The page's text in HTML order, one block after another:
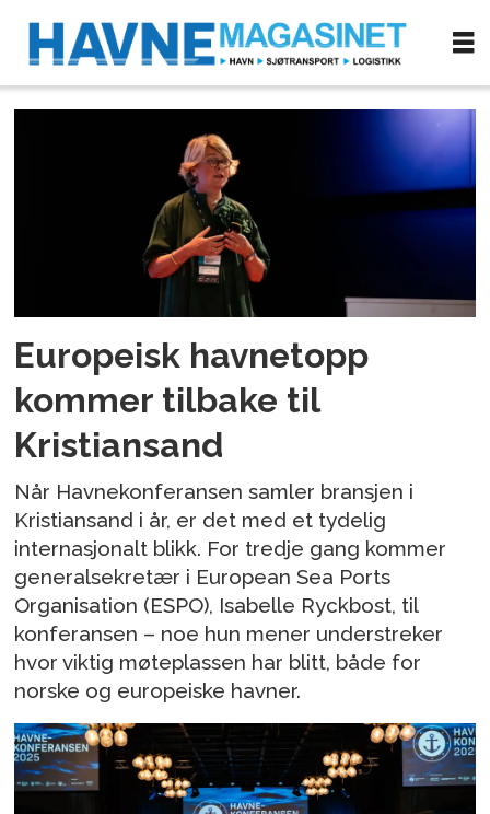
møteplass
Europeisk havnetopp
kommer tilbake til
Kristiansand
Når Havnekonferansen samler bransjen i
Kristiansand i år, er det med et tydelig
internasjonalt blikk. For tredje gang kommer
generalsekretær i European Sea Ports
Organisation (ESPO), Isabelle Ryckbost, til
konferansen – noe hun mener understreker
hvor viktig møteplassen har blitt, både for
norske og europeiske havner.